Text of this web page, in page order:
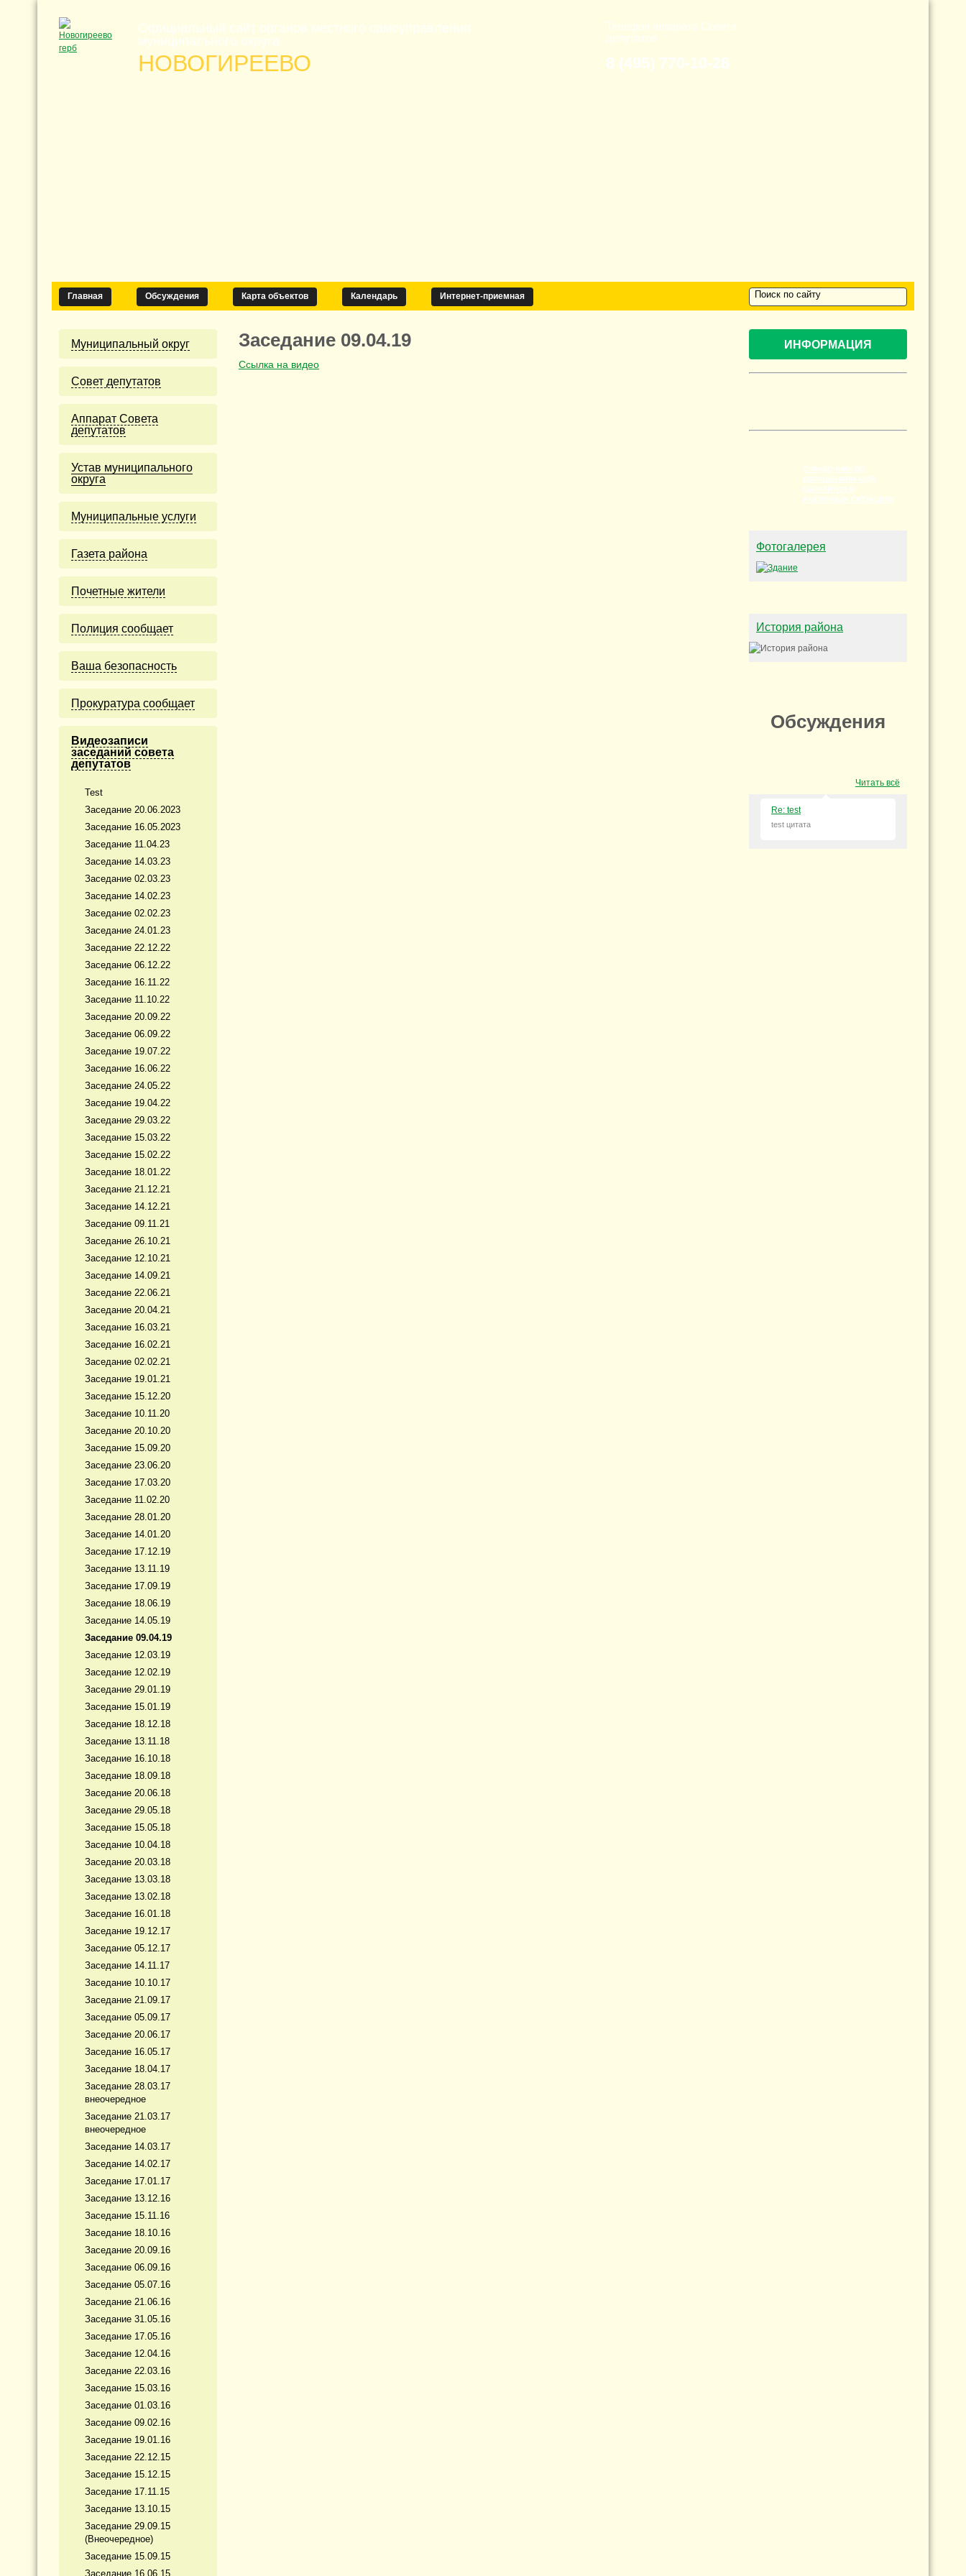
Официальный сайт органов местного самоуправления
муниципального округа
НОВОГИРЕЕВО
Телефон аппарата Cовета
депутатов
8 (495) 770-10-28
Главная Обсуждения Карта объектов Календарь Интернет-приемная
Муниципальный округ
Cовет депутатов
Аппарат Совета
депутатов
Устав муниципального
округа
Муниципальные услуги
Газета района
Почетные жители
Полиция сообщает
Ваша безопасность
Прокуратура сообщает
Видеозаписи
заседаний совета
депутатов
Test
Заседание 20.06.2023
Заседание 16.05.2023
Заседание 11.04.23
Заседание 14.03.23
Заседание 02.03.23
Заседание 14.02.23
Заседание 02.02.23
Заседание 24.01.23
Заседание 22.12.22
Заседание 06.12.22
Заседание 16.11.22
Заседание 11.10.22
Заседание 20.09.22
Заседание 06.09.22
Заседание 19.07.22
Заседание 16.06.22
Заседание 24.05.22
Заседание 19.04.22
Заседание 29.03.22
Заседание 15.03.22
Заседание 15.02.22
Заседание 18.01.22
Заседание 21.12.21
Заседание 14.12.21
Заседание 09.11.21
Заседание 26.10.21
Заседание 12.10.21
Заседание 14.09.21
Заседание 22.06.21
Заседание 20.04.21
Заседание 16.03.21
Заседание 16.02.21
Заседание 02.02.21
Заседание 19.01.21
Заседание 15.12.20
Заседание 10.11.20
Заседание 20.10.20
Заседание 15.09.20
Заседание 23.06.20
Заседание 17.03.20
Заседание 11.02.20
Заседание 28.01.20
Заседание 14.01.20
Заседание 17.12.19
Заседание 13.11.19
Заседание 17.09.19
Заседание 18.06.19
Заседание 14.05.19
Заседание 09.04.19
Заседание 12.03.19
Заседание 12.02.19
Заседание 29.01.19
Заседание 15.01.19
Заседание 18.12.18
Заседание 13.11.18
Заседание 16.10.18
Заседание 18.09.18
Заседание 20.06.18
Заседание 29.05.18
Заседание 15.05.18
Заседание 10.04.18
Заседание 20.03.18
Заседание 13.03.18
Заседание 13.02.18
Заседание 16.01.18
Заседание 19.12.17
Заседание 05.12.17
Заседание 14.11.17
Заседание 10.10.17
Заседание 21.09.17
Заседание 05.09.17
Заседание 20.06.17
Заседание 16.05.17
Заседание 18.04.17
Заседание 28.03.17
внеочередное
Заседание 21.03.17
внеочередное
Заседание 14.03.17
Заседание 14.02.17
Заседание 17.01.17
Заседание 13.12.16
Заседание 15.11.16
Заседание 18.10.16
Заседание 20.09.16
Заседание 06.09.16
Заседание 05.07.16
Заседание 21.06.16
Заседание 31.05.16
Заседание 17.05.16
Заседание 12.04.16
Заседание 22.03.16
Заседание 15.03.16
Заседание 01.03.16
Заседание 09.02.16
Заседание 19.01.16
Заседание 22.12.15
Заседание 15.12.15
Заседание 17.11.15
Заседание 13.10.15
Заседание 29.09.15
(Внеочередное)
Заседание 15.09.15
Заседание 16.06.15
Заседание 09.04.19
Ссылка на видео
ИНФОРМАЦИЯ
СПРАВОЧНИК ПО
ОБРАЩЕНИЯМ КУДА
ОБРАТИТСЯ В
РАЗЛИЧНЫХ СИТУАЦИЯХ
Фотогалерея
История района
Обсуждения
Читать всё
Re: test
test цитата